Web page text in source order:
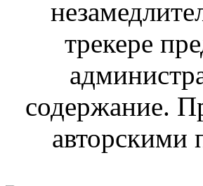
трекере
содержание.
авторскими